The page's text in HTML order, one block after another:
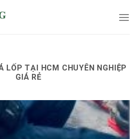
LỐP TẠI HCM CHUYÊN NGHIỆP
GIÁ RẺ